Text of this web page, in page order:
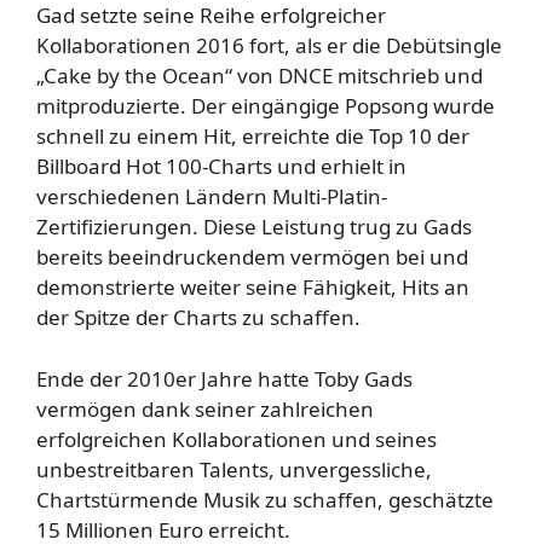
Gad setzte seine Reihe erfolgreicher
Kollaborationen 2016 fort, als er die Debütsingle
„Cake by the Ocean“ von DNCE mitschrieb und
mitproduzierte. Der eingängige Popsong wurde
schnell zu einem Hit, erreichte die Top 10 der
Billboard Hot 100-Charts und erhielt in
verschiedenen Ländern Multi-Platin-
Zertifizierungen. Diese Leistung trug zu Gads
bereits beeindruckendem vermögen bei und
demonstrierte weiter seine Fähigkeit, Hits an
der Spitze der Charts zu schaffen.
Ende der 2010er Jahre hatte Toby Gads
vermögen dank seiner zahlreichen
erfolgreichen Kollaborationen und seines
unbestreitbaren Talents, unvergessliche,
Chartstürmende Musik zu schaffen, geschätzte
15 Millionen Euro erreicht.